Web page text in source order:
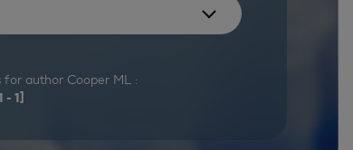
for author Cooper ML :
- 1]